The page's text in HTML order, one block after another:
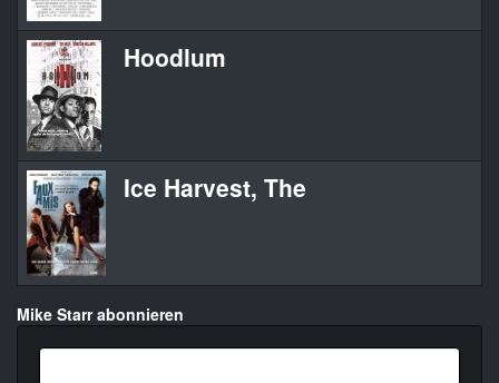
Hoodlum
Ice Harvest, The
Mike Starr abonnieren